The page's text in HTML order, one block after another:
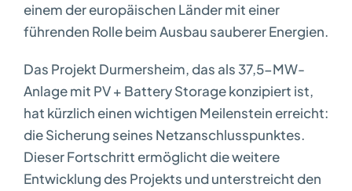
einem der europäischen Länder mit einer
führenden Rolle beim Ausbau sauberer Energien.
Das Projekt Durmersheim, das als 37,5-MW-
Anlage mit PV + Battery Storage konzipiert ist,
hat kürzlich einen wichtigen Meilenstein erreicht:
die Sicherung seines Netzanschlusspunktes.
Dieser Fortschritt ermöglicht die weitere
Entwicklung des Projekts und unterstreicht den